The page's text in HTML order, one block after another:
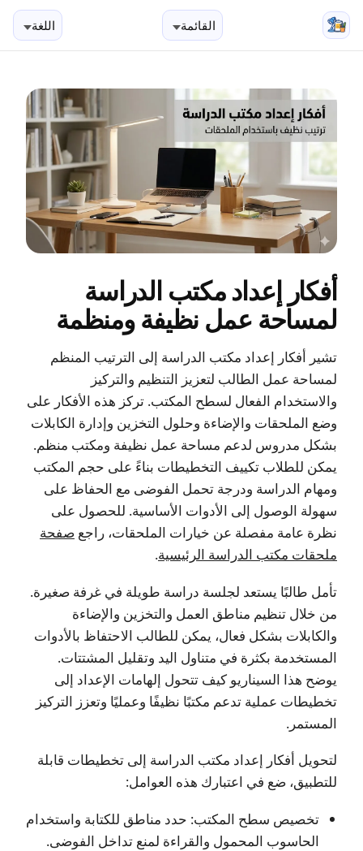
تخطي إلى المحتوى
القائمة اللغة
أفكار إعداد مكتب الدراسة
لمساحة عمل نظيفة ومنظمة
تشير أفكار إعداد مكتب الدراسة إلى الترتيب المنظم
لمساحة عمل الطالب لتعزيز التنظيم والتركيز
والاستخدام الفعال لسطح المكتب. تركز هذه الأفكار على
وضع الملحقات والإضاءة وحلول التخزين وإدارة الكابلات
بشكل مدروس لدعم مساحة عمل نظيفة ومكتب منظم.
يمكن للطلاب تكييف التخطيطات بناءً على حجم المكتب
ومهام الدراسة ودرجة تحمل الفوضى مع الحفاظ على
سهولة الوصول إلى الأدوات الأساسية. للحصول على
نظرة عامة مفصلة عن خيارات الملحقات، راجع صفحة
ملحقات مكتب الدراسة الرئيسية.
تأمل طالبًا يستعد لجلسة دراسة طويلة في غرفة صغيرة.
من خلال تنظيم مناطق العمل والتخزين والإضاءة
والكابلات بشكل فعال، يمكن للطالب الاحتفاظ بالأدوات
المستخدمة بكثرة في متناول اليد وتقليل المشتتات.
يوضح هذا السيناريو كيف تتحول إلهامات الإعداد إلى
تخطيطات عملية تدعم مكتبًا نظيفًا وعمليًا وتعزز التركيز
المستمر.
لتحويل أفكار إعداد مكتب الدراسة إلى تخطيطات قابلة
للتطبيق، ضع في اعتبارك هذه العوامل:
تخصيص سطح المكتب: حدد مناطق للكتابة واستخدام
الحاسوب المحمول والقراءة لمنع تداخل الفوضى.